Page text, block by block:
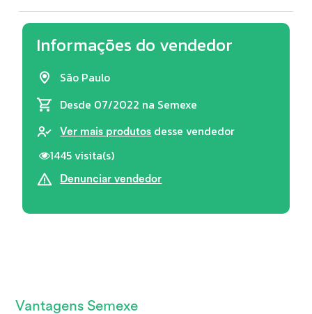
Informações do vendedor
São Paulo
Desde 07/2022 na Semexe
Ver mais produtos desse vendedor
1445 visita(s)
Denunciar vendedor
Vantagens Semexe